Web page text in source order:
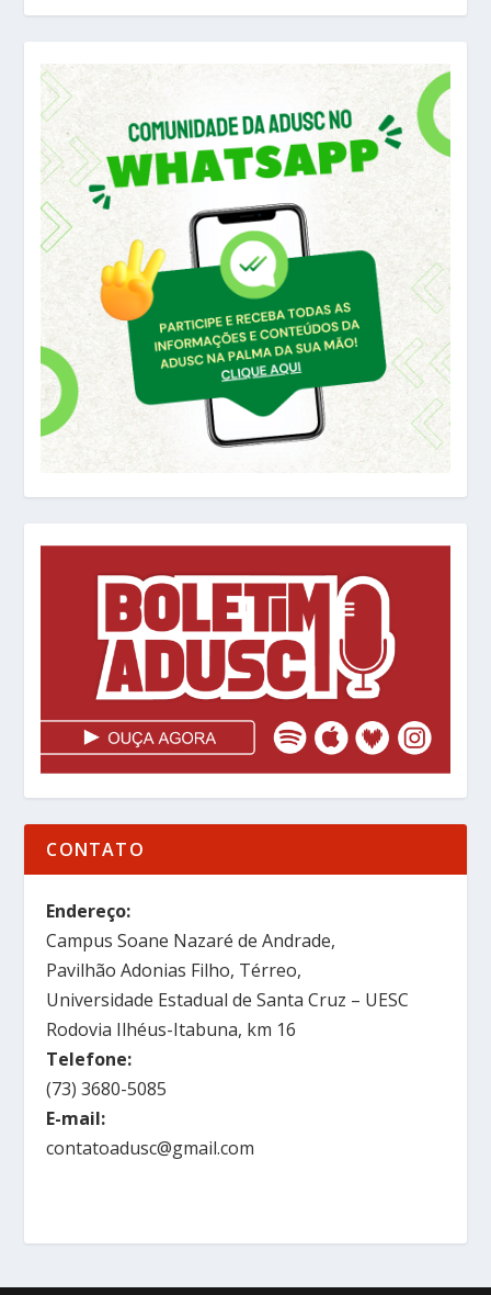
CONTATO
Endereço:
Campus Soane Nazaré de Andrade,
Pavilhão Adonias Filho, Térreo,
Universidade Estadual de Santa Cruz – UESC
Rodovia Ilhéus-Itabuna, km 16
Telefone:
(73) 3680-5085
E-mail:
contatoadusc@gmail.com